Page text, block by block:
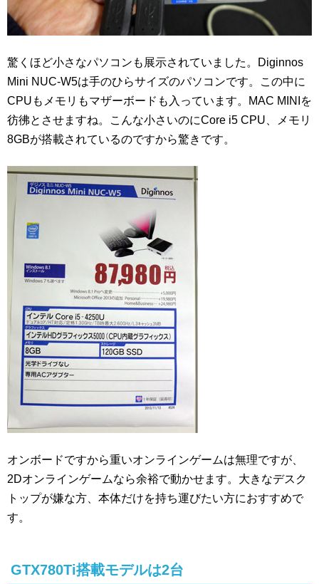
驚くほど小さなパソコンも展示されていました。Diginnos
Mini NUC-W5は手のひらサイズのパソコンです。この中に
CPUもメモリもマザーボードも入っています。MAC MINIを
彷彿とさせますね。こんな小さいのにCore i5 CPU、メモリ
8GBが搭載されているのですから驚きです。
オンボードですから重いオンラインゲームは無理ですが、
2Dオンラインゲームなら余裕で動かせます。大きなデスク
トップが嫌な方、本体だけを持ち運びたい方におすすめで
す。
GTX780Ti搭載モデルは2台